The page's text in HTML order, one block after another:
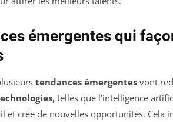
émergentes qui
tendances émergentes vont
, telles que l’intelligence
et crée de nouvelles opportunités. Cela